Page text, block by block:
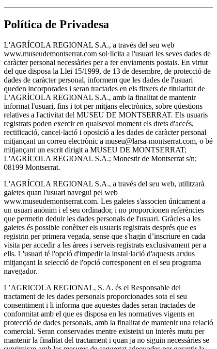
Política de Privadesa
L'AGRÍCOLA REGIONAL S.A., a través del seu web
www.museudemontserrat.com sol·licita a l'usuari les seves dades de
caràcter personal necessàries per a fer enviaments postals. En virtut
del que disposa la Llei 15/1999, de 13 de desembre, de protecció de
dades de caràcter personal, informem que les dades de l'usuari
queden incorporades i seran tractades en els fitxers de titularitat de
L'AGRÍCOLA REGIONAL S.A., amb la finalitat de mantenir
informat l'usuari, fins i tot per mitjans electrònics, sobre qüestions
relatives a l'activitat del MUSEU DE MONTSERRAT. Els usuaris
registrats poden exercir en qualsevol moment els drets d'accés,
rectificació, cancel·lació i oposició a les dades de caràcter personal
mitjançant un correu electrònic a museu@larsa-montserrat.com, o bé
mitjançant un escrit dirigit a MUSEU DE MONTSERRAT;
L'AGRÍCOLA REGIONAL S.A.; Monestir de Montserrat s/n;
08199 Montserrat.
L'AGRÍCOLA REGIONAL S.A., a través del seu web, utilitzarà
galetes quan l'usuari navegui pel web
www.museudemontserrat.com. Les galetes s'associen únicament a
un usuari anònim i el seu ordinador, i no proporcionen referències
que permetin deduir les dades personals de l'usuari. Gràcies a les
galetes és possible conèixer els usuaris registrats després que es
registrin per primera vegada, sense que s'hagin d’inscriure en cada
visita per accedir a les àrees i serveis registrats exclusivament per a
ells. L'usuari té l'opció d'impedir la instal·lació d'aquests arxius
mitjançant la selecció de l'opció corresponent en el seu programa
navegador.
L’AGRICOLA REGIONAL, S. A. és el Responsable del
tractament de les dades personals proporcionades sota el seu
consentiment i li informa que aquestes dades seran tractades de
conformitat amb el que es disposa en les normatives vigents en
protecció de dades personals, amb la finalitat de mantenir una relació
comercial. Seran conservades mentre existeixi un interès mutu per
mantenir la finalitat del tractament i quan ja no siguin necessàries se